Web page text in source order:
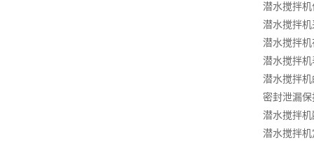
潜水搅拌
潜水搅拌
潜水搅拌
潜水搅拌
潜水搅拌
密封泄漏
潜水搅拌
潜水搅拌